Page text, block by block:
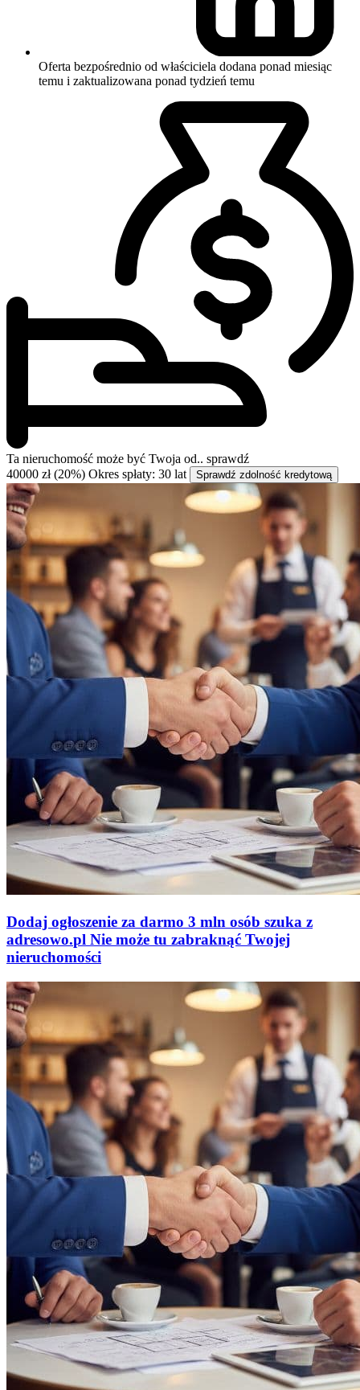
Oferta bezpośrednio od właściciela dodana ponad miesiąc
temu i zaktualizowana ponad tydzień temu
Ta nieruchomość może być Twoja od.. sprawdź
40000 zł (20%) Okres spłaty: 30 lat Sprawdź zdolność kredytową
Dodaj ogłoszenie za darmo 3 mln osób szuka z
adresowo.pl Nie może tu zabraknąć Twojej
nieruchomości